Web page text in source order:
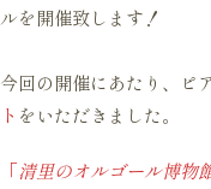
ルを開催致します！
今回の開催にあたり、ピ
ト をいただきました。
「清里のオルゴール博物